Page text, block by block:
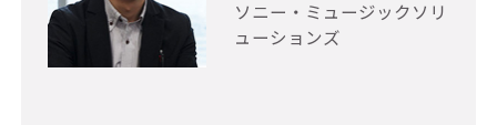
ソニー・ミュージックソリ
ューションズ